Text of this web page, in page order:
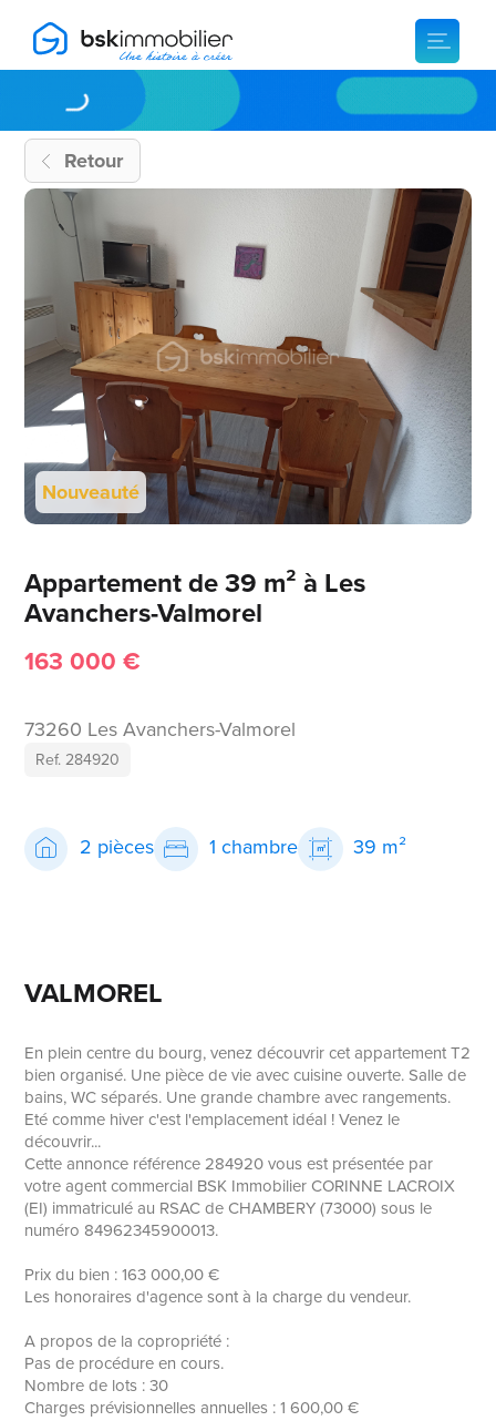
Retour
Nouveauté
Appartement de 39 m² à Les
Avanchers-Valmorel
163 000 €
73260 Les Avanchers-Valmorel
Ref. 284920
2 pièces 1 chambre 39 m²
VALMOREL
En plein centre du bourg, venez découvrir cet appartement T2
bien organisé. Une pièce de vie avec cuisine ouverte. Salle de
bains, WC séparés. Une grande chambre avec rangements.
Eté comme hiver c'est l'emplacement idéal ! Venez le
découvrir...
Cette annonce référence 284920 vous est présentée par
votre agent commercial BSK Immobilier CORINNE LACROIX
(EI) immatriculé au RSAC de CHAMBERY (73000) sous le
numéro 84962345900013.
Prix du bien : 163 000,00 €
Les honoraires d'agence sont à la charge du vendeur.
A propos de la copropriété :
Pas de procédure en cours.
Nombre de lots : 30
Charges prévisionnelles annuelles : 1 600,00 €